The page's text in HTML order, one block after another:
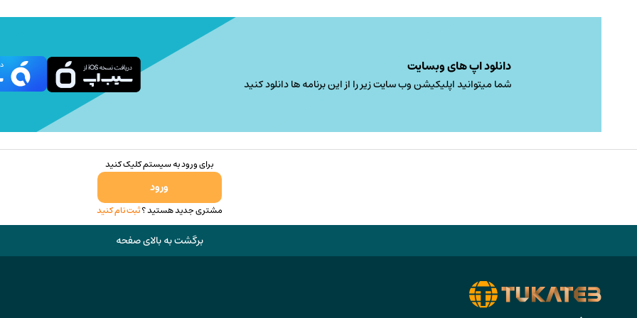
دانلود اپ های وبسایت
شما میتوانید اپلیکیشن وب سایت زیر را از این برنامه ها دانلود کنید
برای ورود به سیستم کلیک کنید
ورود
مشتری جدید هستید ؟ثبت نام کنید
برگشت به بالای صفحه